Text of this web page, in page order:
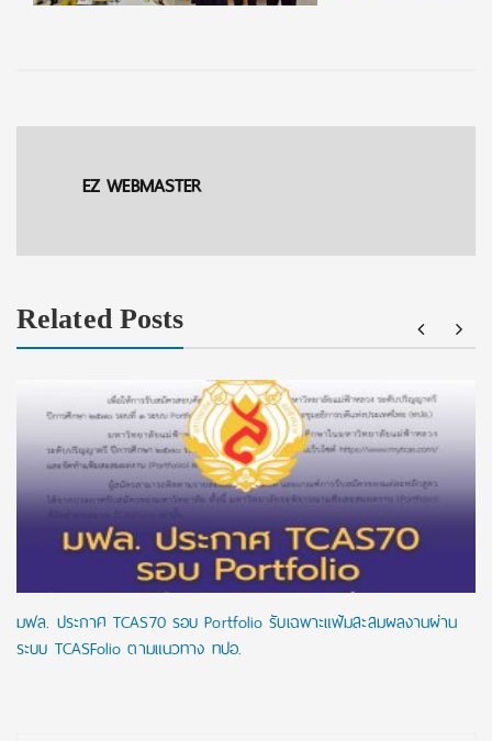
EZ WEBMASTER
Related Posts
มฟล. ประกาศ TCAS70 รอบ Portfolio รับเฉพาะแฟ้มสะสมผลงานผ่าน
ระบบ TCASFolio ตามแนวทาง ทปอ.